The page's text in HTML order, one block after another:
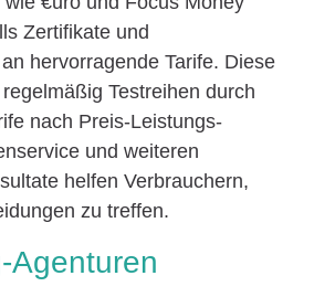
Zertifikate und
hervorragende Tarife. Diese
Testreihen durch
nach Preis-Leistungs-
und weiteren
helfen Verbrauchern,
zu treffen.
Agenturen